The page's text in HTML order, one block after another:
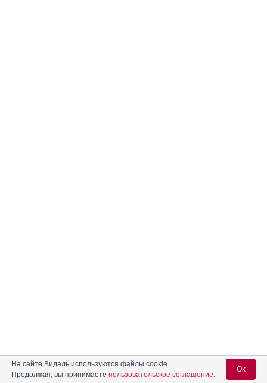
На сайте Видаль используются файлы cookie
Продолжая, вы принимаете пользовательское соглашение.
Ok